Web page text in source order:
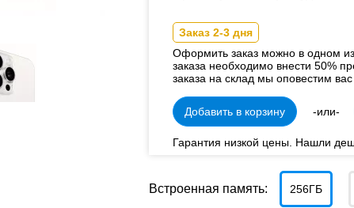
Заказ 2-3 дня
Оформить заказ можно в одном
заказа необходимо внести 50%
заказа на склад мы оповестим
Добавить в корзину -или-
Гарантия низкой цены. Нашли
Встроенная память: 256ГБ